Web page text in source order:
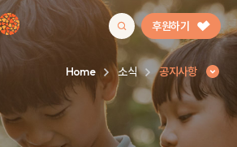
후원하기
Home 소식 공지사항